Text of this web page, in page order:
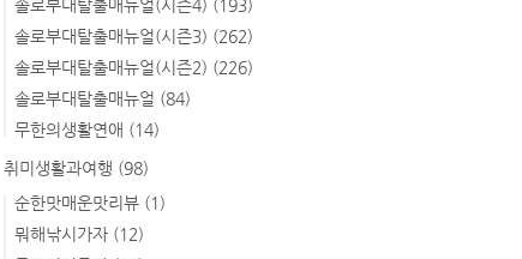
솔로부대탈출매뉴얼(시즌4) (193)
솔로부대탈출매뉴얼(시즌3) (262)
솔로부대탈출매뉴얼(시즌2) (226)
솔로부대탈출매뉴얼 (84)
무한의생활연애 (14)
취미생활과여행 (98)
순한맛매운맛리뷰 (1)
뭐해낚시가자 (12)